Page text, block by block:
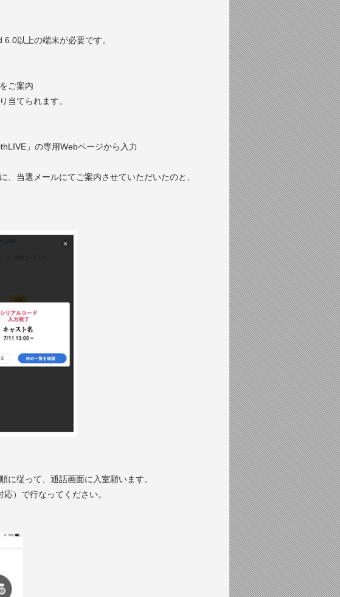
以上の端末が必要です。
ご案内
当てられます。
」の専用Webページから入力
当選メールにてご案内させていただいたのと、
従って、通話画面に入室願います。
）で行なってください。